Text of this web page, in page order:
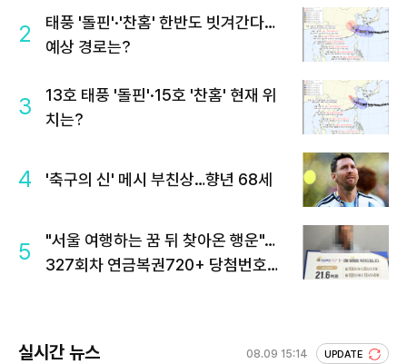
2
태풍 '돌핀'·'찬홈' 한반도 빗겨간다…
예상 경로는?
3
13호 태풍 '돌핀'·15호 '찬홈' 현재 위
치는?
4 '축구의 신' 메시 부친상…향년 68세
5
"서울 여행하는 꿈 뒤 찾아온 행운"…
327회차 연금복권720+ 당첨번호조
실시간 뉴스 08.09 15:14 UPDATE